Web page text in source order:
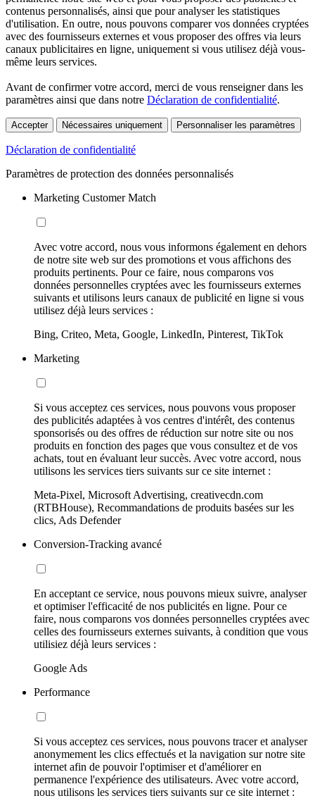
contenus personnalisés, ainsi que pour analyser les statistiques
d'utilisation. En outre, nous pouvons comparer vos données cryptées
avec des fournisseurs externes et vous proposer des offres via leurs
canaux publicitaires en ligne, uniquement si vous utilisez déjà vous-
même leurs services.
Avant de confirmer votre accord, merci de vous renseigner dans les
paramètres ainsi que dans notre Déclaration de confidentialité.
Accepter Nécessaires uniquement Personnaliser les paramètres
Déclaration de confidentialité
Paramètres de protection des données personnalisés
Marketing Customer Match
Avec votre accord, nous vous informons également en dehors
de notre site web sur des promotions et vous affichons des
produits pertinents. Pour ce faire, nous comparons vos
données personnelles cryptées avec les fournisseurs externes
suivants et utilisons leurs canaux de publicité en ligne si vous
utilisez déjà leurs services :
Bing, Criteo, Meta, Google, LinkedIn, Pinterest, TikTok
Marketing
Si vous acceptez ces services, nous pouvons vous proposer
des publicités adaptées à vos centres d'intérêt, des contenus
sponsorisés ou des offres de réduction sur notre site ou nos
produits en fonction des pages que vous consultez et de vos
achats, tout en évaluant leur succès. Avec votre accord, nous
utilisons les services tiers suivants sur ce site internet :
Meta-Pixel, Microsoft Advertising, creativecdn.com
(RTBHouse), Recommandations de produits basées sur les
clics, Ads Defender
Conversion-Tracking avancé
En acceptant ce service, nous pouvons mieux suivre, analyser
et optimiser l'efficacité de nos publicités en ligne. Pour ce
faire, nous comparons vos données personnelles cryptées avec
celles des fournisseurs externes suivants, à condition que vous
utilisiez déjà leurs services :
Google Ads
Performance
Si vous acceptez ces services, nous pouvons tracer et analyser
anonymement les clics effectués et la navigation sur notre site
internet afin de pouvoir l'optimiser et d'améliorer en
permanence l'expérience des utilisateurs. Avec votre accord,
nous utilisons les services tiers suivants sur ce site internet :